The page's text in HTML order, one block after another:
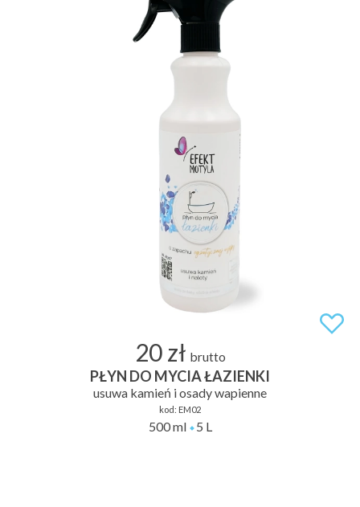
20 zł brutto
PŁYN DO MYCIA ŁAZIENKI
usuwa kamień i osady wapienne
kod: EM02
500 ml 5 L